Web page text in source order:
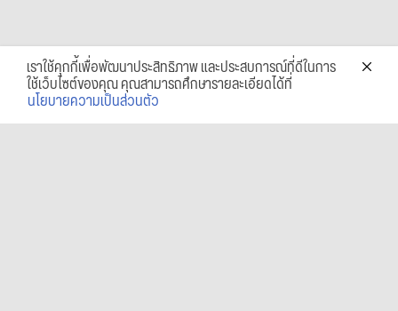
เราใช้คุกกี้เพื่อพัฒนาประสิทธิภาพ และประสบการณ์ที่ดีในการ
ใช้เว็บไซต์ของคุณ คุณสามารถศึกษารายละเอียดได้ที่
นโยบายความเป็นส่วนตัว